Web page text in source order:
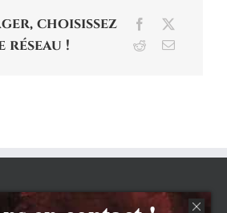
choisissez
!
Facebook
RedditEmail